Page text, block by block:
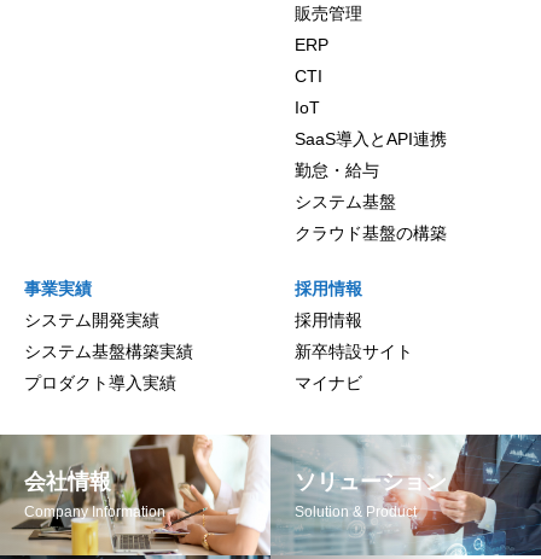
販売管理
ERP
CTI
IoT
SaaS導入とAPI連携
勤怠・給与
システム基盤
クラウド基盤の構築
事業実績
システム開発実績
システム基盤構築実績
プロダクト導入実績
採用情報
採用情報
新卒特設サイト
マイナビ
会社情報
Company Information
ソリューション
Solution & Product